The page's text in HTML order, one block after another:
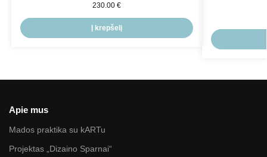
230.00 €
Į krepšelį
Apie mus
Mados praktika su kARTu
Projektas „Dizaino Sparnai“